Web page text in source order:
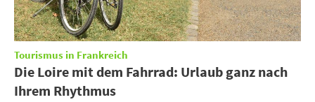
Tourismus in Frankreich
Die Loire mit dem Fahrrad: Urlaub ganz nach
Ihrem Rhythmus